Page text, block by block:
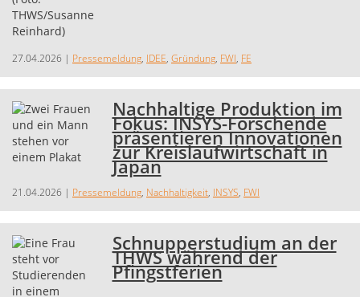
27.04.2026 | Pressemeldung, IDEE, Gründung, FWI, FE
Nachhaltige Produktion im
Fokus: INSYS-Forschende
präsentieren Innovationen
zur Kreislaufwirtschaft in
Japan
21.04.2026 | Pressemeldung, Nachhaltigkeit, INSYS, FWI
Schnupperstudium an der
THWS während der
Pfingstferien